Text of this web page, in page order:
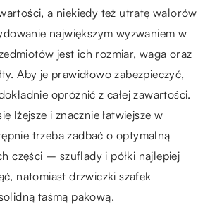
a niekiedy też utratę walorów
największym wyzwaniem w
jest ich rozmiar, waga oraz
Aby je prawidłowo zabezpieczyć,
opróżnić z całej zawartości.
lżejsze i znacznie łatwiejsze w
trzeba zadbać o optymalną
części – szuflady i półki najlepiej
natomiast drzwiczki szafek
taśmą pakową.